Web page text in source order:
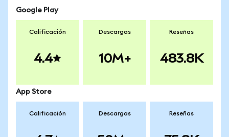
Google Play
Calificación
4.4
Descargas
10M+
Reseñas
483.8K
App Store
Calificación Descargas Reseñas